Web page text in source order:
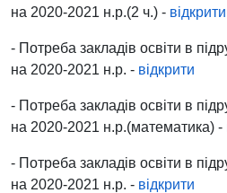
на 2020-2021 н.р.(2 ч.) - відкрити
- Потреба закладів освіти в
на 2020-2021 н.р. - відкрити
- Потреба закладів освіти в
на 2020-2021 н.р.(математика) -
- Потреба закладів освіти в
на 2020-2021 н.р. - відкрити